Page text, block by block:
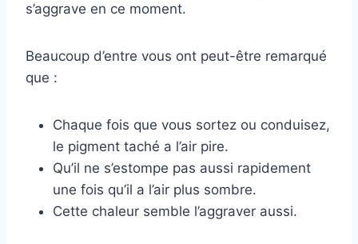
s’aggrave en ce moment.
Beaucoup d’entre vous ont peut-être remarqué
que :
Chaque fois que vous sortez ou conduisez,
le pigment taché a l’air pire.
Qu’il ne s’estompe pas aussi rapidement
une fois qu’il a l’air plus sombre.
Cette chaleur semble l’aggraver aussi.